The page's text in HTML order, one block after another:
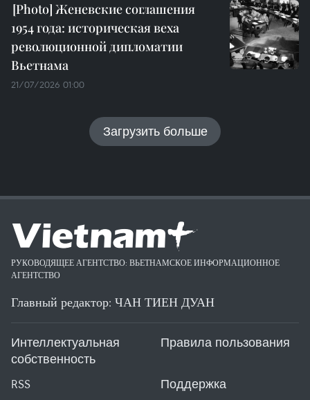
Женевские соглашения
1954 года: историческая веха
революционной дипломатии
Вьетнама
21/07/2026 01:00
Загрузить больше
РУКОВОДЯЩЕЕ АГЕНТСТВО: ВЬЕТНАМСКОЕ ИНФОРМАЦИОННОЕ
АГЕНТСТВО
Главный редактор: ЧАН ТИЕН ДУАН
Интеллектуальная
собственность
Правила пользования
RSS Поддержка